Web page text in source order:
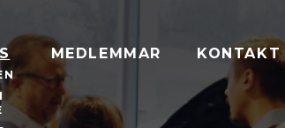
MEDLEMMAR KONTAKT